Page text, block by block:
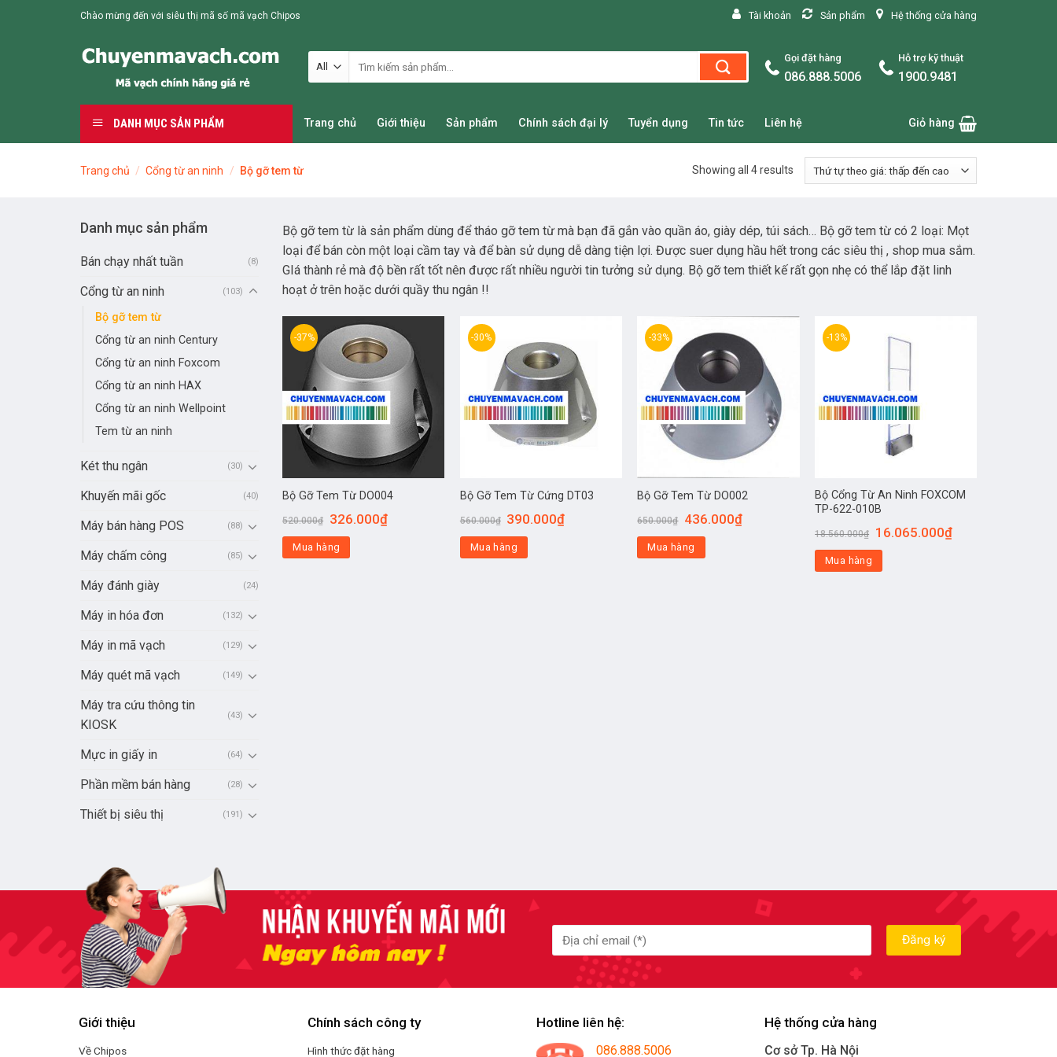
Chào mừng đến với siêu thị mã số mã vạch Chipos Tài khoản Sản phẩm Hệ thống cửa hàng
Tìm
Gọi đặt hàng
086.888.5006
Hỗ trợ kỹ thuật
1900.9481
DANH MỤC SẢN PHẨM Trang chủ Giới thiệu Sản phẩm Chính sách đại lý Tuyển dụng Tin tức Liên hệ Giỏ hàng
Trang chủ / Cổng từ an ninh / Bộ gỡ tem từ Showing all 4 results
Danh mục sản phẩm
Bán chạy nhất tuần (8)
Cổng từ an ninh (103)
Bộ gỡ tem từ
Cổng từ an ninh Century
Cổng từ an ninh Foxcom
Cổng từ an ninh HAX
Cổng từ an ninh Wellpoint
Tem từ an ninh
Két thu ngân (30)
Khuyến mãi gốc (40)
Máy bán hàng POS (88)
Máy chấm công (85)
Máy đánh giày (24)
Máy in hóa đơn (132)
Máy in mã vạch (129)
Máy quét mã vạch (149)
Máy tra cứu thông tin
KIOSK
(43)
Mực in giấy in (64)
Phần mềm bán hàng (28)
Thiết bị siêu thị (191)
Bộ gỡ tem từ là sản phẩm dùng để tháo gỡ tem từ mà bạn đã gắn vào quần áo, giày dép, túi sách… Bộ gỡ tem từ có 2 loại: Mọt
loại để bán còn một loại cầm tay và để bàn sử dụng dễ dàng tiện lợi. Được suer dụng hầu hết trong các siêu thị , shop mua sắm.
GIá thành rẻ mà độ bền rất tốt nên được rất nhiều người tin tưởng sử dụng. Bộ gỡ tem thiết kế rất gọn nhẹ có thể lắp đặt linh
hoạt ở trên hoặc dưới quầy thu ngân !!
-37%
Bộ Gỡ Tem Từ DO004
520.000₫ 326.000₫
Mua hàng
-30%
Bộ Gỡ Tem Từ Cứng DT03
560.000₫ 390.000₫
Mua hàng
-33%
Bộ Gỡ Tem Từ DO002
650.000₫ 436.000₫
Mua hàng
-13%
Bộ Cổng Từ An Ninh FOXCOM
TP-622-010B
18.560.000₫ 16.065.000₫
Mua hàng
Giới thiệu
Về Chipos
Chính sách công ty
Hình thức đặt hàng
Hotline liên hệ:
086.888.5006
Hệ thống cửa hàng
Cơ sở Tp. Hà Nội